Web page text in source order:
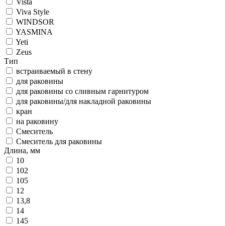
Vista
Viva Style
WINDSOR
YASMINA
Yeti
Zeus
Тип
встраиваемый в стену
для раковины
для раковины со сливным гарнитуром
для раковины/для накладной раковины
кран
на раковину
Смеситель
Смеситель для раковины
Длина, мм
10
102
105
12
13,8
14
145